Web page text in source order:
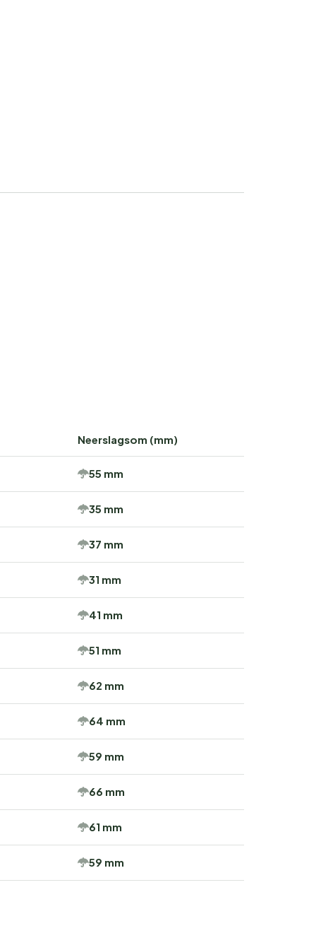
Neerslagsom (mm)
55 mm
35 mm
37 mm
31 mm
41 mm
51 mm
62 mm
64 mm
59 mm
66 mm
61 mm
59 mm